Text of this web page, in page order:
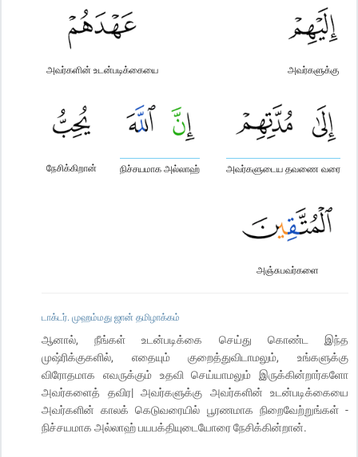
அவர்களுக்கு
அவர்களின் உடன்படிக்கையை
அவர்களுடைய தவணை வரை
நிச்சயமாக அல்லாஹ்
நேசிக்கிறான்
அஞ்சுபவர்களை
டாக்டர். முஹம்மது ஜான் தமிழாக்கம்
ஆனால், நீங்கள் உடன்படிக்கை செய்து கொண்ட இந்த
முஷ்ரிக்குகளில், எதையும் குறைத்துவிடாமலும், உங்களுக்கு
விரோதமாக எவருக்கும் உதவி செய்யாமலும் இருக்கின்றார்களோ
அவர்களைத் தவிர| அவர்களுக்கு அவர்களின் உடன்படிக்கையை
அவர்களின் காலக் கெடுவரையில் பூரணமாக நிறைவேற்றுங்கள் -
நிச்சயமாக அல்லாஹ் பயபக்தியுடையோரை நேசிக்கின்றான்.